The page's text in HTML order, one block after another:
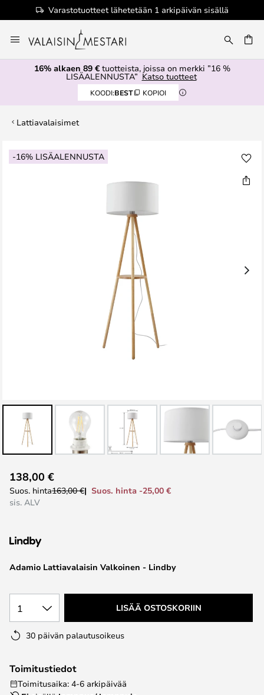
Varastotuotteet lähetetään 1 arkipäivän sisällä
to
Content
16% alkaen 89 €tuotteista, joissa on merkki ”16 %
LISÄALENNUSTA” Katso tuotteet
KOODI:BEST KOPIOI
Lattiavalaisimet
-16% LISÄALENNUSTA
Skip
to
to
the
the
gallery
Adamio Lattiavalaisin Valkoinen - Lindby
138,00 €
Suos. hinta163,00 €
Suos. hinta -25,00 €
sis. ALV
1 LISÄÄ OSTOSKORIIN
30 päivän palautusoikeus
Toimitustiedot
Toimitusaika: 4-6 arkipäivää